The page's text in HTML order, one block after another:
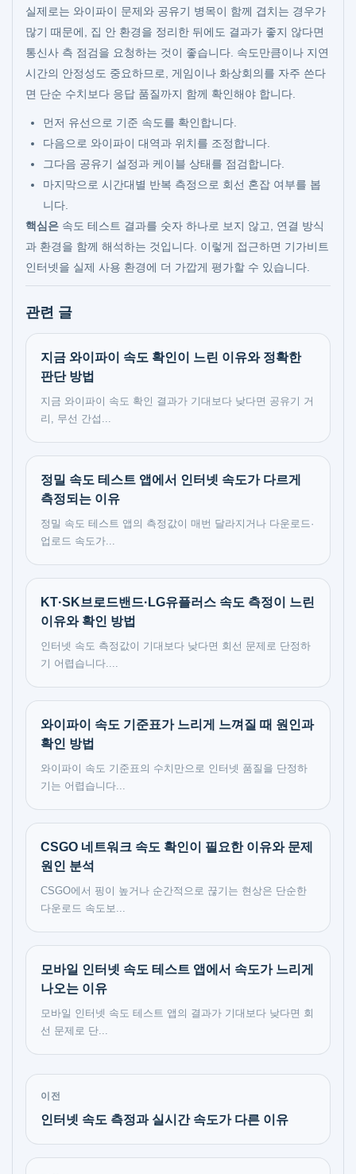
실제로는 와이파이 문제와 공유기 병목이 함께 겹치는 경우가
많기 때문에, 집 안 환경을 정리한 뒤에도 결과가 좋지 않다면
통신사 측 점검을 요청하는 것이 좋습니다. 속도만큼이나 지연
시간의 안정성도 중요하므로, 게임이나 화상회의를 자주 쓴다
면 단순 수치보다 응답 품질까지 함께 확인해야 합니다.
먼저 유선으로 기준 속도를 확인합니다.
다음으로 와이파이 대역과 위치를 조정합니다.
그다음 공유기 설정과 케이블 상태를 점검합니다.
마지막으로 시간대별 반복 측정으로 회선 혼잡 여부를 봅
니다.
핵심은 속도 테스트 결과를 숫자 하나로 보지 않고, 연결 방식
과 환경을 함께 해석하는 것입니다. 이렇게 접근하면 기가비트
인터넷을 실제 사용 환경에 더 가깝게 평가할 수 있습니다.
관련 글
지금 와이파이 속도 확인이 느린 이유와 정확한
판단 방법
지금 와이파이 속도 확인 결과가 기대보다 낮다면 공유기 거
리, 무선 간섭...
정밀 속도 테스트 앱에서 인터넷 속도가 다르게
측정되는 이유
정밀 속도 테스트 앱의 측정값이 매번 달라지거나 다운로드·
업로드 속도가...
KT·SK브로드밴드·LG유플러스 속도 측정이 느린
이유와 확인 방법
인터넷 속도 측정값이 기대보다 낮다면 회선 문제로 단정하
기 어렵습니다....
와이파이 속도 기준표가 느리게 느껴질 때 원인과
확인 방법
와이파이 속도 기준표의 수치만으로 인터넷 품질을 단정하
기는 어렵습니다...
CSGO 네트워크 속도 확인이 필요한 이유와 문제
원인 분석
CSGO에서 핑이 높거나 순간적으로 끊기는 현상은 단순한
다운로드 속도보...
모바일 인터넷 속도 테스트 앱에서 속도가 느리게
나오는 이유
모바일 인터넷 속도 테스트 앱의 결과가 기대보다 낮다면 회
선 문제로 단...
이전
인터넷 속도 측정과 실시간 속도가 다른 이유